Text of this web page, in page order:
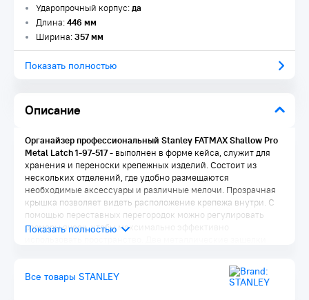
Описание
Ударопрочный корпус:да
Длина:446 мм
Ширина:357 мм
Показать полностью
Органайзер профессиональный Stanley FATMAX Shallow Pro
Metal Latch 1-97-517- выполнен в форме кейса, служит для
хранения и переноски крепежных изделий. Состоит из
нескольких отделений, где удобно размещаются
необходимые аксессуары и различные мелочи. Прозрачная
крышка позволяет видеть расположение крепежа внутри. С
помощью переставных перегородок можно регулировать
размеры ячеек, чтобы максимально эффективно
водоотталкивающее покрытие.
Все товары STANLEY